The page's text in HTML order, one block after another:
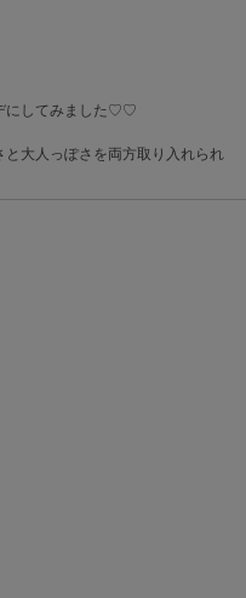
にしてみました♡♡
大人っぽさを両方取り入れられ
ロディ」 フリルかごバッグ